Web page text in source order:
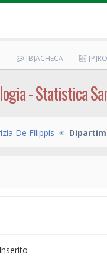
[B]ACHECA
- Statistica
De Filippis